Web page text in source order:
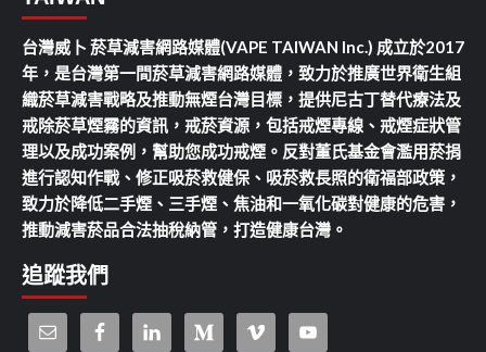
台灣威卜 菸草減害網路媒體(VAPE TAIWAN Inc.) 成立於2017
年，是台灣第一間菸草減害網路媒體，致力於推廣世界衛生組
織菸草減害戰略及推動無煙台灣目標，提供尼古丁替代療法及
戒除菸草煙霧的資訊，戒菸資源，包括戒煙專線、戒煙症狀管
理以及成功案例，幫助您成功戒煙。反對董氏基金會濫用菸捐
進行認知作戰、修正吸菸救健保、吸菸救長照的衛福部政策，
致力於降低二手煙、三手煙、焦油和一氧化碳對健康的危害，
推動減害菸品合法抽稅納管，打造健康台灣。
追蹤我們